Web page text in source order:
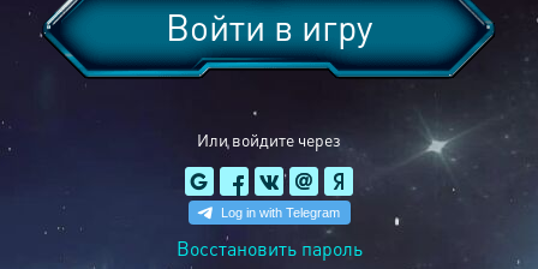
Или войдите через
Войти в игру
Восстановить пароль